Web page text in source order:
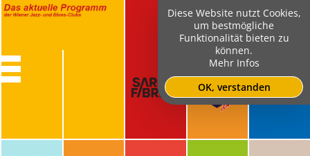
Diese Website nutzt Cookies,
um bestmögliche
Funktionalität bieten zu
können.
Mehr Infos
OK, verstanden